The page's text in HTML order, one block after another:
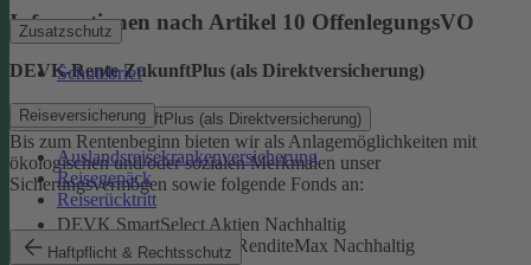
Zusatzschutz
Schutzbrief
Reiseversicherung
Auslandsreisekrankenversicherung
Reisegepäck
Reiserücktritt
Haftpflicht & Rechtsschutz
Informationen nach Artikel 10 OffenlegungsVO
DEVK-Rente ZukunftPlus (als Direktversicherung)
DEVK-Rente ZukunftPlus (als Direktversicherung)
Bis zum Rentenbeginn bieten wir als Anlagemöglichkeiten mit
ökologischen und/oder sozialen Merkmalen unser
Sicherungsvermögen sowie folgende Fonds an:
DEVK SmartSelect Aktien Nachhaltig
DEVK-Anlagekonzept RenditeMax Nachhaltig